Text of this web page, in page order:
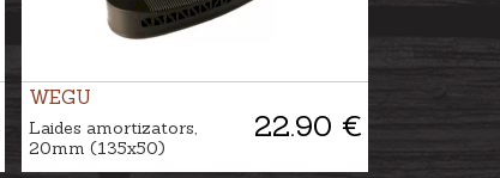
WEGU
22.90 €
Laides amortizators,
20mm (135x50)